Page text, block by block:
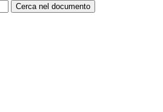
Cerca nel documento